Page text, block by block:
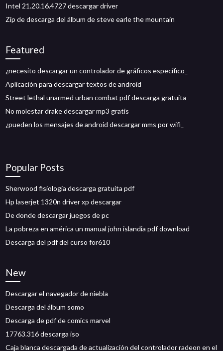
Intel 21.20.16.4727 descargar driver
Zip de descarga del álbum de steve earle the mountain
Featured
¿necesito descargar un controlador de gráficos específico_
Aplicación para descargar textos de android
Street lethal unarmed urban combat pdf descarga gratuita
No molestar drake descargar mp3 gratis
¿pueden los mensajes de android descargar mms por wifi_
Popular Posts
Sherwood fisiología descarga gratuita pdf
Hp laserjet 1320n driver xp descargar
De donde descargar juegos de pc
La pobreza en américa un manual john islandia pdf download
Descarga del pdf del curso for610
New
Descargar el navegador de niebla
Descarga del álbum somo
Descarga de pdf de comics marvel
17763.316 descarga iso
Caja blanca descargada de actualización del controlador radeon en el